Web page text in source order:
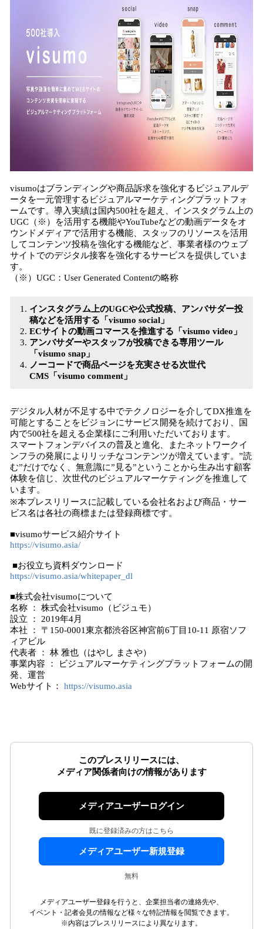
visumoはブランディングや商品訴求を強化するビジュアルデ
ータを一元管理するビジュアルマーケティングプラットフォ
ームです。導入実績は国内500社を超え、インスタグラム上の
UGC（※）を活用する機能やYouTubeなどの動画データをオ
ウンドメディアで活用する機能、スタッフのリソースを活用
してコンテンツ投稿を強化する機能など、事業者様のウェブ
サイトでのデジタル接客を強化するサービスを提供していま
す。
（※）UGC：User Generated Contentの略称
インスタグラム上のUGCや公式投稿、アンバサダー投
稿などを活用する「visumo social」
ECサイトの動画コマースを推進する「visumo video」
アンバサダーやスタッフが投稿できる専用ツール
「visumo snap」
ノーコードで商品ページを充実させる次世代
CMS「visumo comment」
デジタル人材が不足する中でテクノロジーを介してDX推進を
可能とすることをビジョンにサービス開発を続けており、国
内で500社を超える企業様にご利用いただいております。
スマートフォンデバイスの普及と進化、またネットワークイ
ンフラの発展によりリッチなコンテンツが増えています。”読
む”だけでなく、無意識に”見る”ということから生み出す顧客
体験を信じ、次世代のビジュアルマーケティングを推進して
います。
※本プレスリリースに記載している会社名および商品・サー
ビス名は各社の商標または登録商標です。
■visumoサービス紹介サイト
https://visumo.asia/
■お役立ち資料ダウンロード
https://visumo.asia/whitepaper_dl
■株式会社visumoについて
名称 ： 株式会社visumo（ビジュモ）
設立 ： 2019年4月
本社 ： 〒150-0001東京都渋谷区神宮前6丁目10-11 原宿ソフ
ィアビル
代表者 ： 林 雅也（はやし まさや）
事業内容 ： ビジュアルマーケティングプラットフォームの開
発、運営
Webサイト： https://visumo.asia
このプレスリリースには、
メディア関係者向けの情報があります
メディアユーザーログイン
既に登録済みの方はこちら
メディアユーザー新規登録
無料
メディアユーザー登録を行うと、企業担当者の連絡先や、
イベント・記者会見の情報など様々な特記情報を閲覧できます。
※内容はプレスリリースにより異なります。